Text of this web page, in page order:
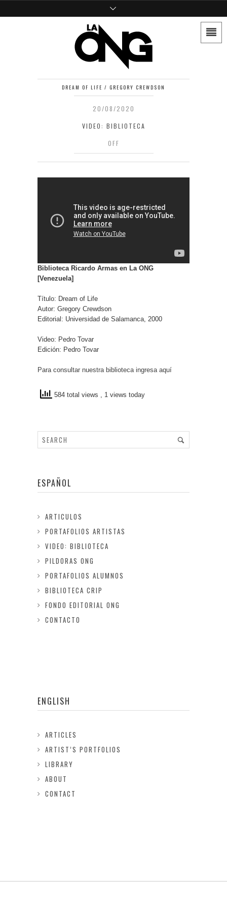
DREAM OF LIFE / GREGORY CREWDSON
20/08/2020
VIDEO: BIBLIOTECA
OFF
Biblioteca Ricardo Armas en La ONG
[Venezuela]
Título: Dream of Life
Autor: Gregory Crewdson
Editorial: Universidad de Salamanca, 2000
Video: Pedro Tovar
Edición: Pedro Tovar
Para consultar nuestra biblioteca ingresa aquí
584 total views , 1 views today
ESPAÑOL
ARTICULOS
PORTAFOLIOS ARTISTAS
VIDEO: BIBLIOTECA
PILDORAS ONG
PORTAFOLIOS ALUMNOS
BIBLIOTECA CRIP
FONDO EDITORIAL ONG
CONTACTO
ENGLISH
ARTICLES
ARTIST’S PORTFOLIOS
LIBRARY
ABOUT
CONTACT